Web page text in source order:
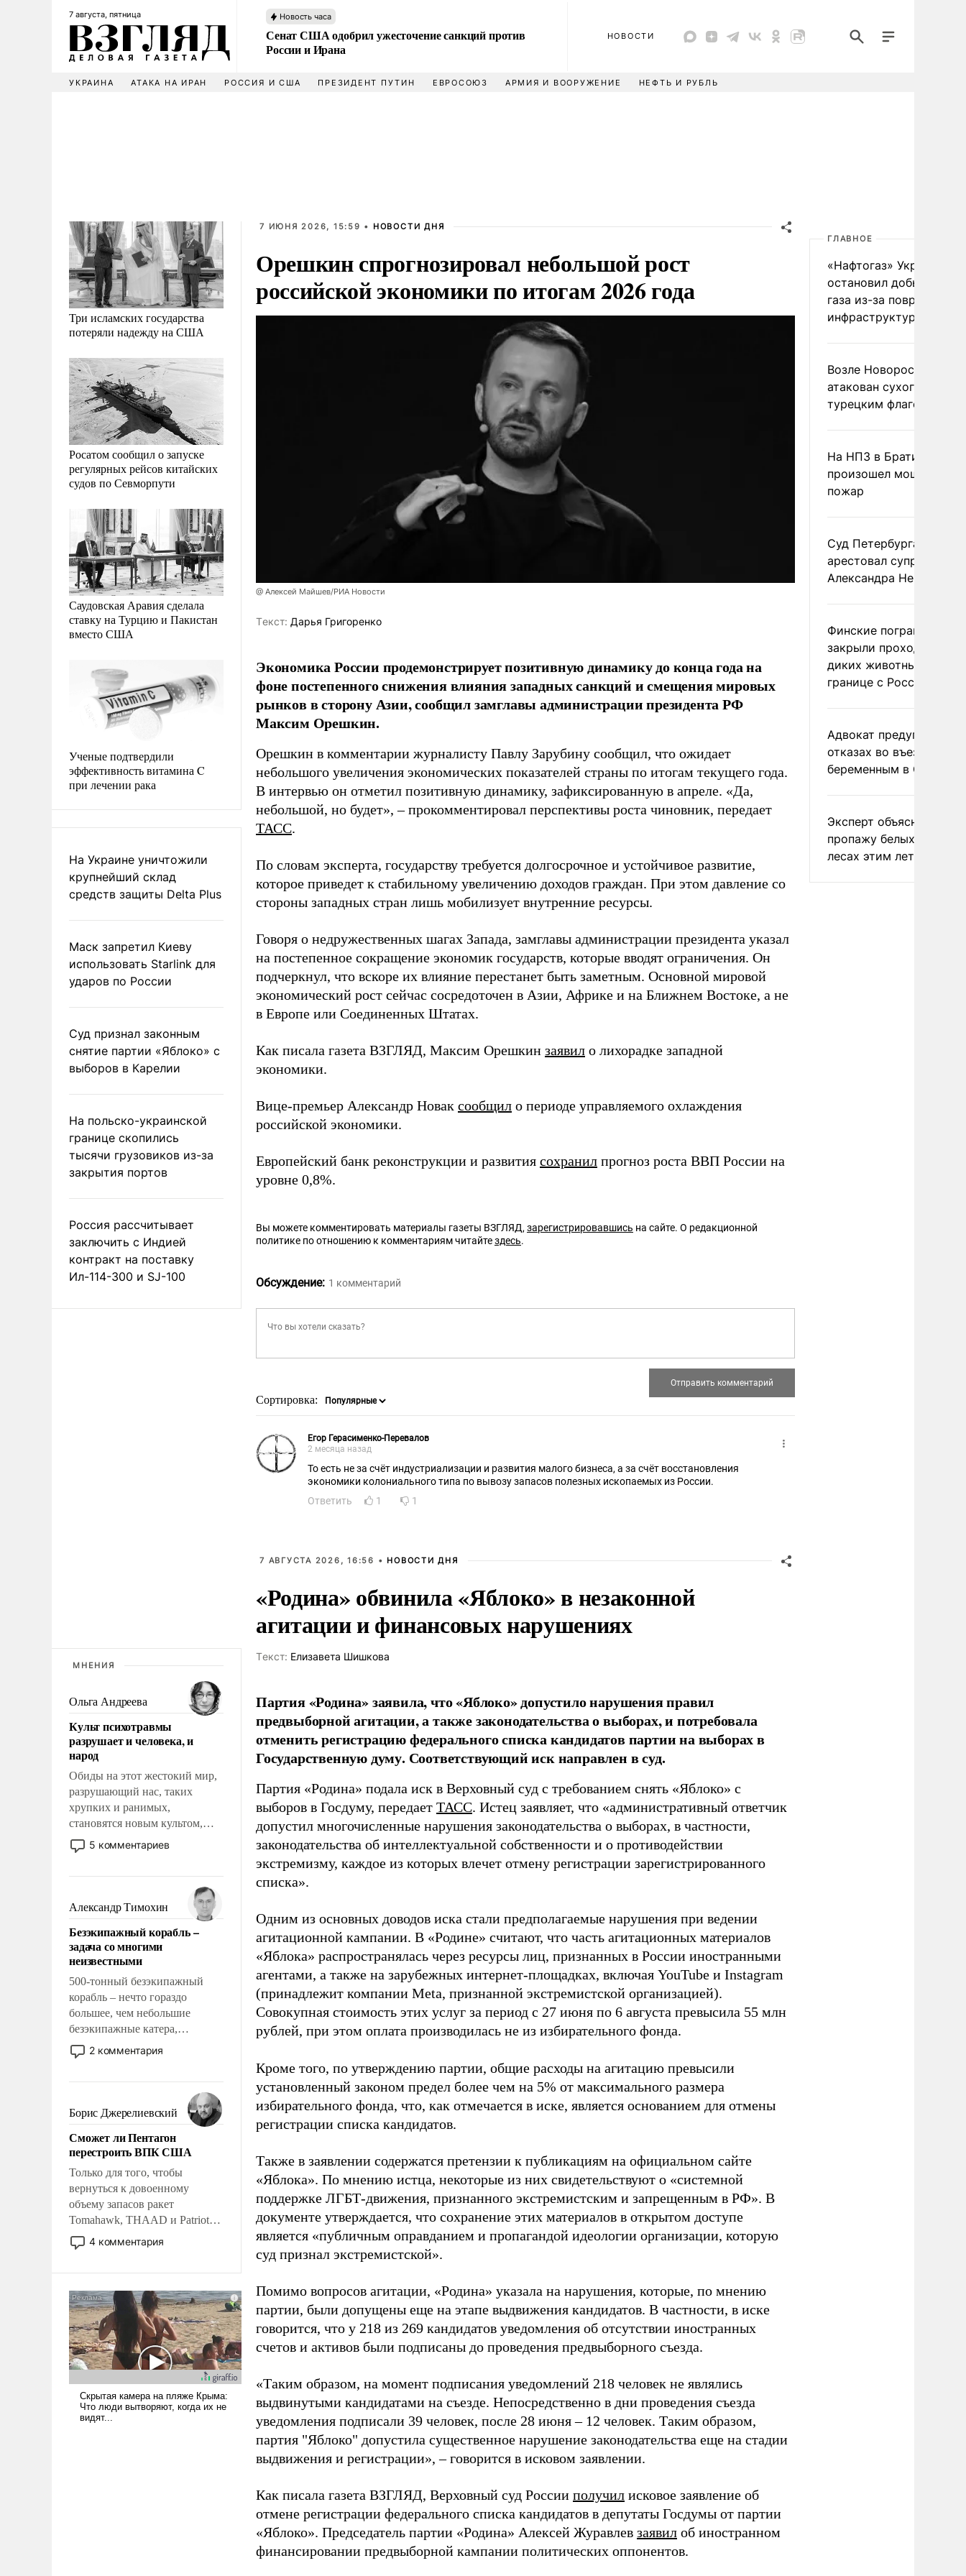
7 августа, пятница Новость часа
Сенат США одобрил ужесточение санкций против
России и Ирана
НОВОСТИ
УКРАИНА АТАКА НА ИРАН РОССИЯ И США ПРЕЗИДЕНТ ПУТИН ЕВРОСОЮЗ АРМИЯ И ВООРУЖЕНИЕ НЕФТЬ И РУБЛЬ
Три исламских государства
потеряли надежду на США
Росатом сообщил о запуске
регулярных рейсов китайских
судов по Севморпути
Саудовская Аравия сделала
ставку на Турцию и Пакистан
вместо США
Ученые подтвердили
эффективность витамина C
при лечении рака
На Украине уничтожили
крупнейший склад
средств защиты Delta Plus
Маск запретил Киеву
использовать Starlink для
ударов по России
Суд признал законным
снятие партии «Яблоко» с
выборов в Карелии
На польско-украинской
границе скопились
тысячи грузовиков из-за
закрытия портов
Россия рассчитывает
заключить с Индией
контракт на поставку
Ил-114-300 и SJ-100
МНЕНИЯ
Ольга Андреева
Культ психотравмы
разрушает и человека, и
народ
Обиды на этот жестокий мир,
разрушающий нас, таких
хрупких и ранимых,
становятся новым культом,
постепенно вытесняя и
отменяя традиционное
мужественным и твердым под
ударами судьбы, брать на себя
ответственность, помогать
слабым, идти вперед и
адаптироваться.
5 комментариев
Александр Тимохин
Безэкипажный корабль –
задача со многими
неизвестными
500-тонный безэкипажный
корабль – нечто гораздо
большее, чем небольшие
безэкипажные катера,
применение которых уже
стало обыденностью. Задача по
сложна и амбициозна. Однако
и ее реализация радикально
поднимет наши боевые
возможности.
2 комментария
Борис Джерелиевский
Сможет ли Пентагон
перестроить ВПК США
Только для того, чтобы
вернуться к довоенному
объему запасов ракет
Tomahawk, THAAD и Patriot
США потребуется более трех
лет. Даже небольшая война с
Сложившаяся ситуация
означает многолетний период
уязвимости США, например,
перед Китаем.
4 комментария
7 ИЮНЯ 2026, 15:59 • НОВОСТИ ДНЯ
Орешкин спрогнозировал небольшой рост
российской экономики по итогам 2026 года
@ Алексей Майшев/РИА Новости
Tекст: Дарья Григоренко
Экономика России продемонстрирует позитивную динамику до конца года на
фоне постепенного снижения влияния западных санкций и смещения мировых
рынков в сторону Азии, сообщил замглавы администрации президента РФ
Максим Орешкин.
Орешкин в комментарии журналисту Павлу Зарубину сообщил, что ожидает
небольшого увеличения экономических показателей страны по итогам текущего года.
В интервью он отметил позитивную динамику, зафиксированную в апреле. «Да,
небольшой, но будет», – прокомментировал перспективы роста чиновник, передает
ТАСС.
По словам эксперта, государству требуется долгосрочное и устойчивое развитие,
которое приведет к стабильному увеличению доходов граждан. При этом давление со
стороны западных стран лишь мобилизует внутренние ресурсы.
Говоря о недружественных шагах Запада, замглавы администрации президента указал
на постепенное сокращение экономик государств, которые вводят ограничения. Он
подчеркнул, что вскоре их влияние перестанет быть заметным. Основной мировой
экономический рост сейчас сосредоточен в Азии, Африке и на Ближнем Востоке, а не
в Европе или Соединенных Штатах.
Как писала газета ВЗГЛЯД, Максим Орешкин заявил о лихорадке западной
экономики.
Вице-премьер Александр Новак сообщил о периоде управляемого охлаждения
российской экономики.
Европейский банк реконструкции и развития сохранил прогноз роста ВВП России на
уровне 0,8%.
Вы можете комментировать материалы газеты ВЗГЛЯД,зарегистрировавшись на сайте. О редакционной
политике по отношению к комментариям читайтездесь.
Обсуждение: 1 комментарий
Сортировка:
Егор Герасименко-Перевалов
2 месяца назад
То есть не за счёт индустриализации и развития малого бизнеса, а за счёт восстановления
экономики колониального типа по вывозу запасов полезных ископаемых из России.
Ответить
1 1
7 АВГУСТА 2026, 16:56 • НОВОСТИ ДНЯ
«Родина» обвинила «Яблоко» в незаконной
агитации и финансовых нарушениях
Tекст: Елизавета Шишкова
Партия «Родина» заявила, что «Яблоко» допустило нарушения правил
предвыборной агитации, а также законодательства о выборах, и потребовала
отменить регистрацию федерального списка кандидатов партии на выборах в
Государственную думу. Соответствующий иск направлен в суд.
Партия «Родина» подала иск в Верховный суд с требованием снять «Яблоко» с
выборов в Госдуму, передает ТАСС. Истец заявляет, что «административный ответчик
допустил многочисленные нарушения законодательства о выборах, в частности,
законодательства об интеллектуальной собственности и о противодействии
экстремизму, каждое из которых влечет отмену регистрации зарегистрированного
списка».
Одним из основных доводов иска стали предполагаемые нарушения при ведении
агитационной кампании. В «Родине» считают, что часть агитационных материалов
«Яблока» распространялась через ресурсы лиц, признанных в России иностранными
агентами, а также на зарубежных интернет-площадках, включая YouTube и Instagram
(принадлежит компании Meta, признанной экстремистской организацией).
Совокупная стоимость этих услуг за период с 27 июня по 6 августа превысила 55 млн
рублей, при этом оплата производилась не из избирательного фонда.
Кроме того, по утверждению партии, общие расходы на агитацию превысили
установленный законом предел более чем на 5% от максимального размера
избирательного фонда, что, как отмечается в иске, является основанием для отмены
регистрации списка кандидатов.
Также в заявлении содержатся претензии к публикациям на официальном сайте
«Яблока». По мнению истца, некоторые из них свидетельствуют о «системной
поддержке ЛГБТ-движения, признанного экстремистским и запрещенным в РФ». В
документе утверждается, что сохранение этих материалов в открытом доступе
является «публичным оправданием и пропагандой идеологии организации, которую
суд признал экстремистской».
Помимо вопросов агитации, «Родина» указала на нарушения, которые, по мнению
партии, были допущены еще на этапе выдвижения кандидатов. В частности, в иске
говорится, что у 218 из 269 кандидатов уведомления об отсутствии иностранных
счетов и активов были подписаны до проведения предвыборного съезда.
«Таким образом, на момент подписания уведомлений 218 человек не являлись
выдвинутыми кандидатами на съезде. Непосредственно в дни проведения съезда
уведомления подписали 39 человек, после 28 июня – 12 человек. Таким образом,
партия "Яблоко" допустила существенное нарушение законодательства еще на стадии
выдвижения и регистрации», – говорится в исковом заявлении.
Как писала газета ВЗГЛЯД, Верховный суд России получил исковое заявление об
отмене регистрации федерального списка кандидатов в депутаты Госдумы от партии
«Яблоко». Председатель партии «Родина» Алексей Журавлев заявил об иностранном
финансировании предвыборной кампании политических оппонентов.
ГЛАВНОЕ
«Нафтогаз» Украины
остановил добычу
газа из-за повреждения
инфраструктуры
Возле Новороссийска
атакован сухогруз под
турецким флагом
На НПЗ в Братиславе
произошел мощный
пожар
Суд Петербурга заочно
арестовал супругу
Александра Невзорова
Финские пограничники
закрыли проходы для
диких животных на
границе с Россией
Адвокат предупредил
отказах во въезде
беременным в США
Эксперт объяснил
пропажу белых грибов
лесах этим летом